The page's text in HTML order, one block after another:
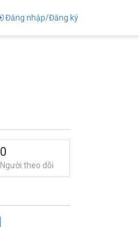
Đăng nhập/Đăng ký
0
Người theo dõi